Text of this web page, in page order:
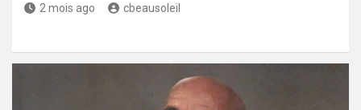
2 mois ago cbeausoleil